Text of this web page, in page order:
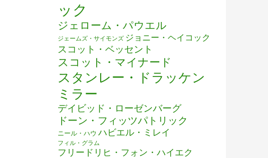
ック
ジェローム・パウエル
ジェームズ・サイモンズ ジョニー・ヘイコック
スコット・ベッセント
スコット・マイナード
スタンレー・ドラッケン
ミラー
デイビッド・ローゼンバーグ
ドーン・フィッツパトリック
ニール・ハウ ハビエル・ミレイ
フィル・グラム
フリードリヒ・フォン・ハイエク